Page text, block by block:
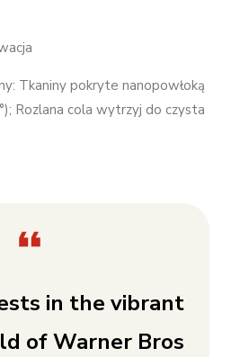
Tkaniny pokryte nanopowłoką
Rozlana cola wytrzyj do czysta
in the vibrant
of Warner Bros